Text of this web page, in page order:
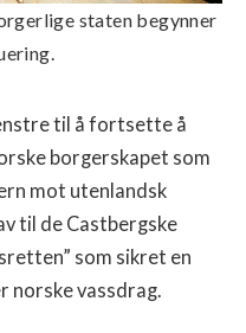
staten begynner
til å fortsette å
borgerskapet som
mot utenlandsk
til de Castbergske
som sikret en
norske vassdrag.